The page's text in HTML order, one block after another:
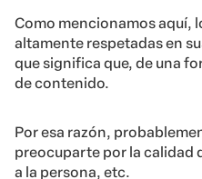
Como mencionamos aquí,
altamente respetadas en
que significa que, de una
de contenido.
Por esa razón,
preocuparte por la calidad
a la persona, etc.